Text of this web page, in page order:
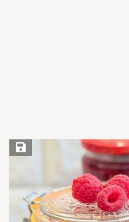
Save Recipe